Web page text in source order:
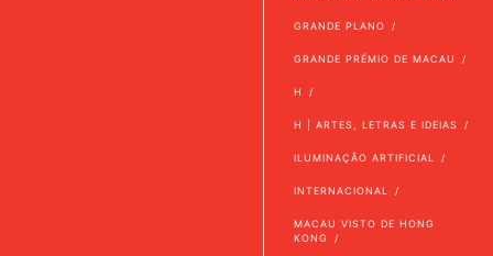
GRANDE PLANO
GRANDE PRÉMIO DE MACAU
H
H | ARTES, LETRAS E IDEIAS
ILUMINAÇÃO ARTIFICIAL
INTERNACIONAL
MACAU VISTO DE HONG
KONG